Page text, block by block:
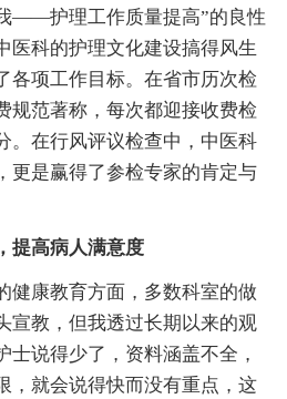
——护理工作质量提高”的良性
医科的护理文化建设搞得风生
各项工作目标。在省市历次检
规范著称，每次都迎接收费检
。在行风评议检查中，中医科
更是赢得了参检专家的肯定与
提高病人满意度
健康教育方面，多数科室的做
宣教，但我透过长期以来的观
士说得少了，资料涵盖不全，
，就会说得快而没有重点，这